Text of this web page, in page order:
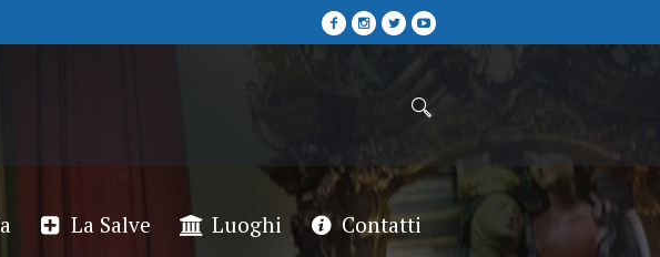
La Salve Luoghi Contatti